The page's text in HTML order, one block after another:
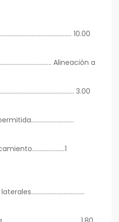
10.00
Alineación a
3.00